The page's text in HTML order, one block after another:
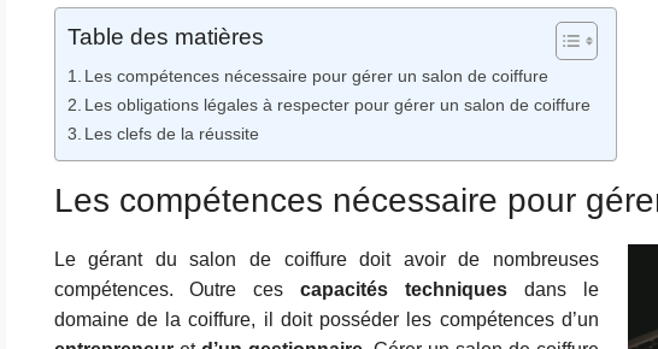
Table des matières
Les compétences nécessaire pour gérer un salon de coiffure
Les obligations légales à respecter pour gérer un salon de coiffure
Les clefs de la réussite
Les compétences nécessaire pour
Le gérant du salon de coiffure doit avoir de nombreuses
compétences. Outre cescapacités techniques dans le
domaine de la coiffure, il doit posséder les compétences d’un